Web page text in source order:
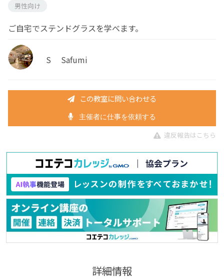
男性向け
ご自宅でステンドグラスを学べます。
S Safumi
この教室に問い合わせる
主催者に仕事を依頼する
違反報告はこちら
詳細情報